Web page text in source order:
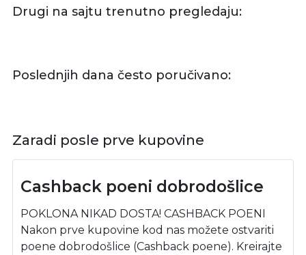
Drugi na sajtu trenutno pregledaju:
Poslednjih dana često poručivano:
Zaradi posle prve kupovine
Cashback poeni dobrodošlice
POKLONA NIKAD DOSTA! CASHBACK POENI
Nakon prve kupovine kod nas možete ostvariti
poene dobrodošlice (Cashback poene). Kreirajte